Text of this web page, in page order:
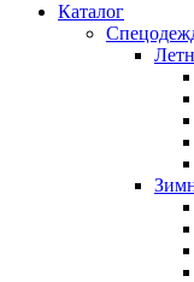
Каталог